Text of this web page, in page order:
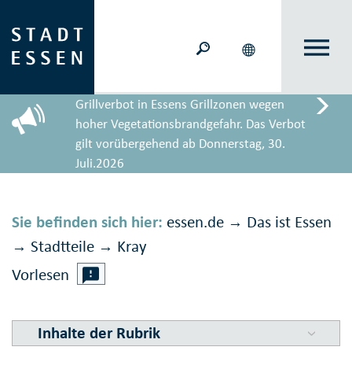
Grillverbot in Essens Grillzonen wegen
hoher Vegetationsbrandgefahr. Das Verbot
gilt vorübergehend ab Donnerstag, 30.
Juli.2026
Sie befinden sich hier: essen.de → Das ist Essen
→ Stadtteile → Kray
Vorlesen
Inhalte der Rubrik